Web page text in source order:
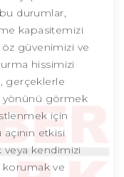
durumlar,
kapasitemizi
öz güvenimizi ve
hissimizi
gerçeklerle
yönünü görmek
için
etkisi
veya kendimizi
korumak ve